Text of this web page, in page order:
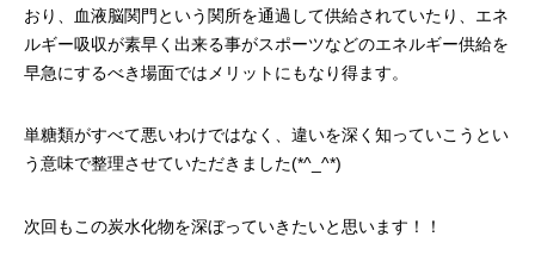
おり、血液脳関門という関所を通過して供給されていたり、エネ
ルギー吸収が素早く出来る事がスポーツなどのエネルギー供給を
早急にするべき場面ではメリットにもなり得ます。
単糖類がすべて悪いわけではなく、違いを深く知っていこうとい
う意味で整理させていただきました(*^_^*)
次回もこの炭水化物を深ぼっていきたいと思います！！